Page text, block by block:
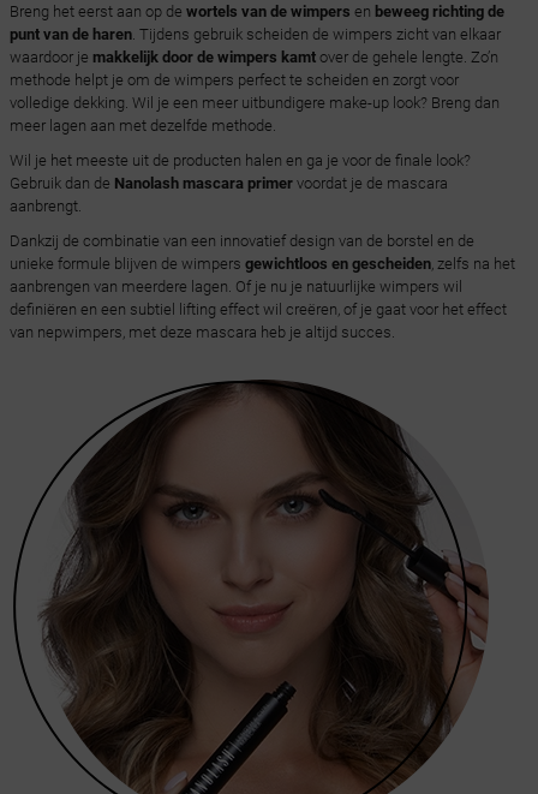
Breng het eerst aan op de wortels van de wimpers en beweeg richting de
punt van de haren. Tijdens gebruik scheiden de wimpers zicht van elkaar
waardoor je makkelijk door de wimpers kamtover de gehele lengte. Zo’n
methode helpt je om de wimpers perfect te scheiden en zorgt voor
volledige dekking. Wil je een meer uitbundigere make-up look? Breng dan
meer lagen aan met dezelfde methode.
Wil je het meeste uit de producten halen en ga je voor de finale look?
Gebruik dan de Nanolash mascara primervoordat je de mascara
aanbrengt.
Dankzij de combinatie van een innovatief design van de borstel en de
unieke formule blijven de wimpers gewichtloos en gescheiden, zelfs na het
aanbrengen van meerdere lagen. Of je nu je natuurlijke wimpers wil
definiëren en een subtiel lifting effect wil creëren, of je gaat voor het effect
van nepwimpers, met deze mascara heb je altijd succes.